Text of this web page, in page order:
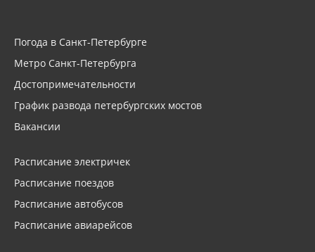
Погода в Санкт-Петербурге
Метро Санкт-Петербурга
Достопримечательности
График развода петербургских мостов
Вакансии
Расписание электричек
Расписание поездов
Расписание автобусов
Расписание авиарейсов